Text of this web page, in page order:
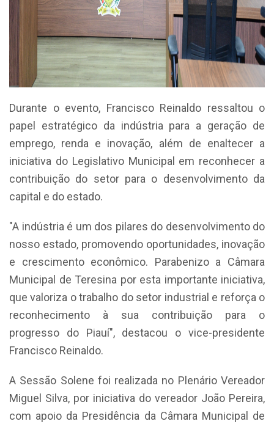
Durante o evento, Francisco Reinaldo ressaltou o
papel estratégico da indústria para a geração de
emprego, renda e inovação, além de enaltecer a
iniciativa do Legislativo Municipal em reconhecer a
contribuição do setor para o desenvolvimento da
capital e do estado.
"A indústria é um dos pilares do desenvolvimento do
nosso estado, promovendo oportunidades, inovação
e crescimento econômico. Parabenizo a Câmara
Municipal de Teresina por esta importante iniciativa,
que valoriza o trabalho do setor industrial e reforça o
reconhecimento à sua contribuição para o
progresso do Piauí", destacou o vice-presidente
Francisco Reinaldo.
A Sessão Solene foi realizada no Plenário Vereador
Miguel Silva, por iniciativa do vereador João Pereira,
com apoio da Presidência da Câmara Municipal de